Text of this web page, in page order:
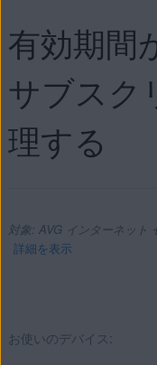
有効期間
サブスク
理する
詳細を表示
お使いのデバイス: